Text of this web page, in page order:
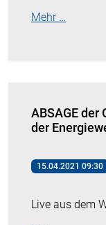
Mehr …
ABSAGE
der
15.04.2021 09:30
Live aus dem